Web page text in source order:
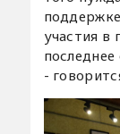
участия в
-